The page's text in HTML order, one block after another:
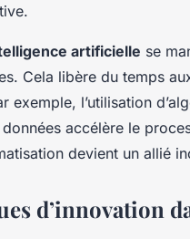
artificielle se
Cela libère du temps
exemple, l’utilisation
données accélère le
devient un allié
d’innovation